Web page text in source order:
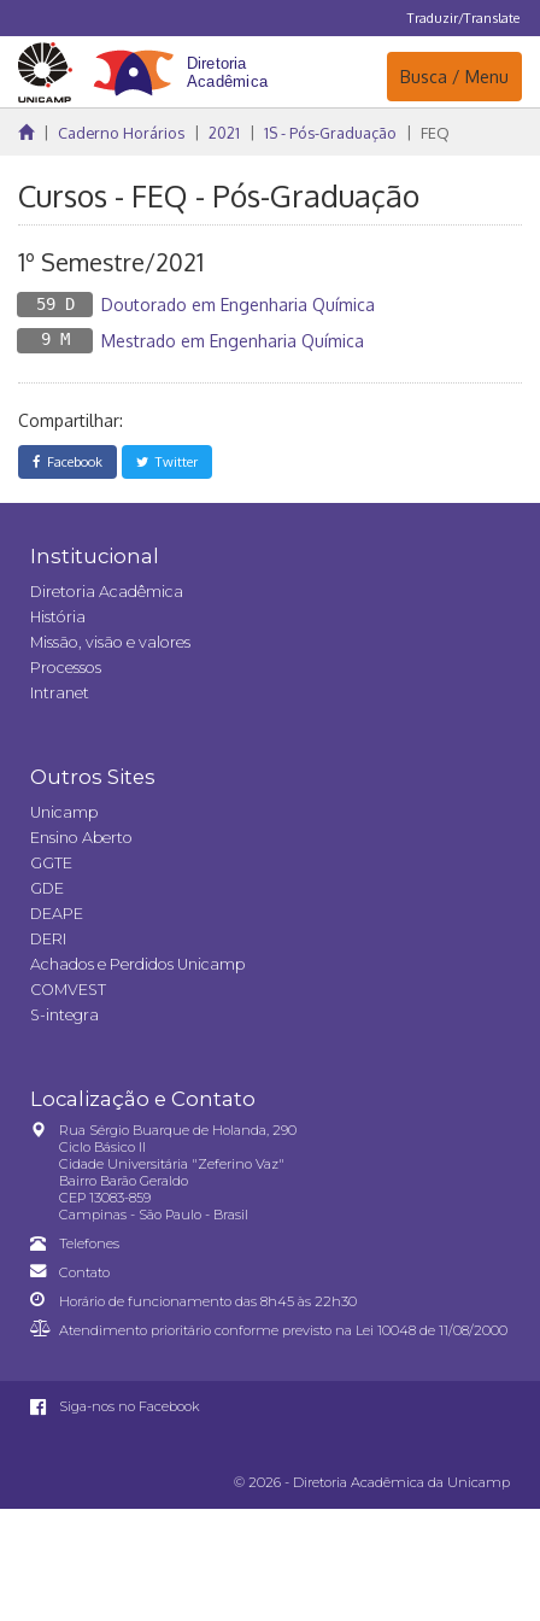
Traduzir/Translate
Navegação
Busca / Menu
Caderno Horários 2021 1S - Pós-Graduação FEQ
Cursos - FEQ - Pós-Graduação
1º Semestre/2021
59 D Doutorado em Engenharia Química
9 M Mestrado em Engenharia Química
Compartilhar:
Facebook Twitter
Institucional
Diretoria Acadêmica
História
Missão, visão e valores
Processos
Intranet
Outros Sites
Unicamp
Ensino Aberto
GGTE
GDE
DEAPE
DERI
Achados e Perdidos Unicamp
COMVEST
S-integra
Localização e Contato
Rua Sérgio Buarque de Holanda, 290
Ciclo Básico II
Cidade Universitária "Zeferino Vaz"
Bairro Barão Geraldo
CEP 13083-859
Campinas - São Paulo - Brasil
Telefones
Contato
Horário de funcionamento das 8h45 às 22h30
Atendimento prioritário conforme previsto na Lei 10048 de 11/08/2000
Siga-nos no Facebook
© 2026 - Diretoria Acadêmica da Unicamp